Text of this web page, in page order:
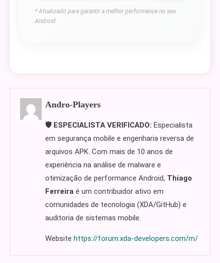
* Atualizado para garantir a melhor performance no seu
Android.
Andro-Players
🛡️ ESPECIALISTA VERIFICADO: Especialista
em segurança mobile e engenharia reversa de
arquivos APK. Com mais de 10 anos de
experiência na análise de malware e
otimização de performance Android, Thiago
Ferreira é um contribuidor ativo em
comunidades de tecnologia (XDA/GitHub) e
auditoria de sistemas mobile.
Website https://forum.xda-developers.com/m/